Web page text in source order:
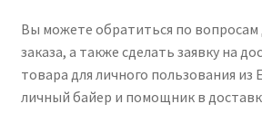
Контакты
Корзина
Вы можете обратиться по вопросам
заказа, а также сделать заявку на
товара для личного пользования
личный байер и помощник в